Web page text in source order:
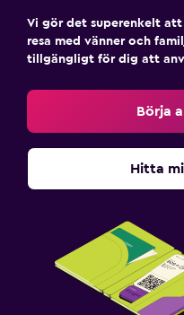
Vi gör det superenkelt att
resa med vänner och
tillgängligt för dig att
Börja
Hitta